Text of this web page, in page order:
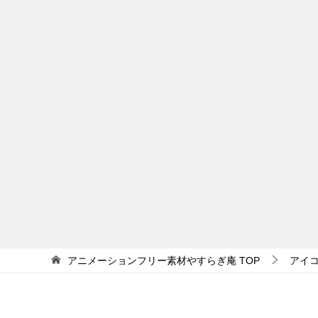
アニメーションフリー素材やすらぎ庵 TOP アイ